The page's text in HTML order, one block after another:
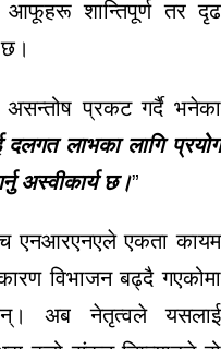
आफूहरू शान्तिपूर्ण तर दृढ
असन्तोष प्रकट गर्दै भनेका
लाभका लागि प्रयोग
अस्वीकार्य छ।”
एनआरएनएले एकता कायम
विभाजन बढ्दै गएकोमा
अब नेतृत्वले यसलाई